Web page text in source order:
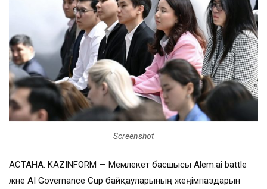
Screenshot
АСТАНА. KAZINFORM — Мемлекет басшысы Alem.ai battle
және AI Governance Cup байқауларының жеңімпаздарын